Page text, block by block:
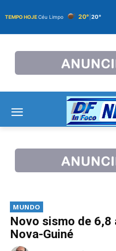
TEMPO HOJECéu Limpo 20° 20°
MUNDO
Novo sismo de 6,8
Nova-Guiné